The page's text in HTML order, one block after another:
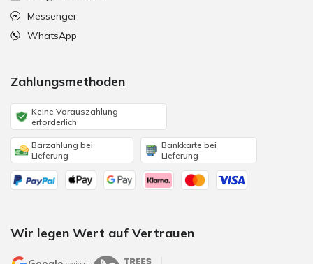
Messenger
WhatsApp
Zahlungsmethoden
Keine Vorauszahlung
erforderlich
Barzahlung bei
Lieferung
Bankkarte bei
Lieferung
Wir legen Wert auf Vertrauen